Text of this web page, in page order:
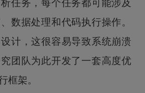
任务，每个任务都可能涉及
数据处理和代码执行操作。
计，这很容易导致系统崩溃
团队为此开发了一套高度优
框架。